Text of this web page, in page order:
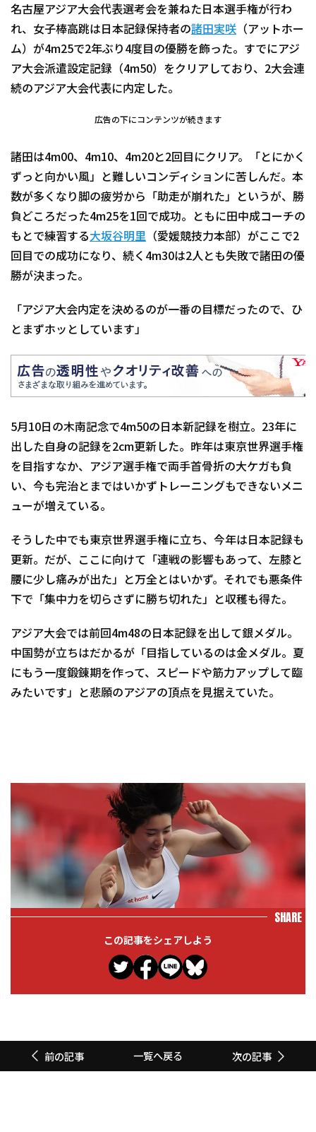
名古屋アジア大会代表選考会を兼ねた日本選手権が行わ
れ、女子棒高跳は日本記録保持者の諸田実咲 （アットホー
ム）が4m25で2年ぶり4度目の優勝を飾った。すでにアジ
ア大会派遣設定記録（4m50）をクリアしており、2大会連
続のアジア大会代表に内定した。
広告の下にコンテンツが続きます
諸田は4m00、4m10、4m20と2回目にクリア。「とにかく
ずっと向かい風」と難しいコンディションに苦しんだ。本
数が多くなり脚の疲労から「助走が崩れた」というが、勝
負どころだった4m25を1回で成功。ともに田中成コーチの
もとで練習する大坂谷明里 （愛媛競技力本部）がここで2
回目での成功になり、続く4m30は2人とも失敗で諸田の優
勝が決まった。
「アジア大会内定を決めるのが一番の目標だったので、ひ
とまずホッとしています」
5月10日の木南記念で4m50の日本新記録を樹立。23年に
出した自身の記録を2cm更新した。昨年は東京世界選手権
を目指すなか、アジア選手権で両手首骨折の大ケガも負
い、今も完治とまではいかずトレーニングもできないメニ
ューが増えている。
そうした中でも東京世界選手権に立ち、今年は日本記録も
更新。だが、ここに向けて「連戦の影響もあって、左膝と
腰に少し痛みが出た」と万全とはいかず。それでも悪条件
下で「集中力を切らさずに勝ち切れた」と収穫も得た。
アジア大会では前回4m48の日本記録を出して銀メダル。
中国勢が立ちはだかるが「目指しているのは金メダル。夏
にもう一度鍛錬期を作って、スピードや筋力アップして臨
みたいです」と悲願のアジアの頂点を見据えていた。
SHARE
この記事をシェアしよう
前の記事 一覧へ戻る 次の記事